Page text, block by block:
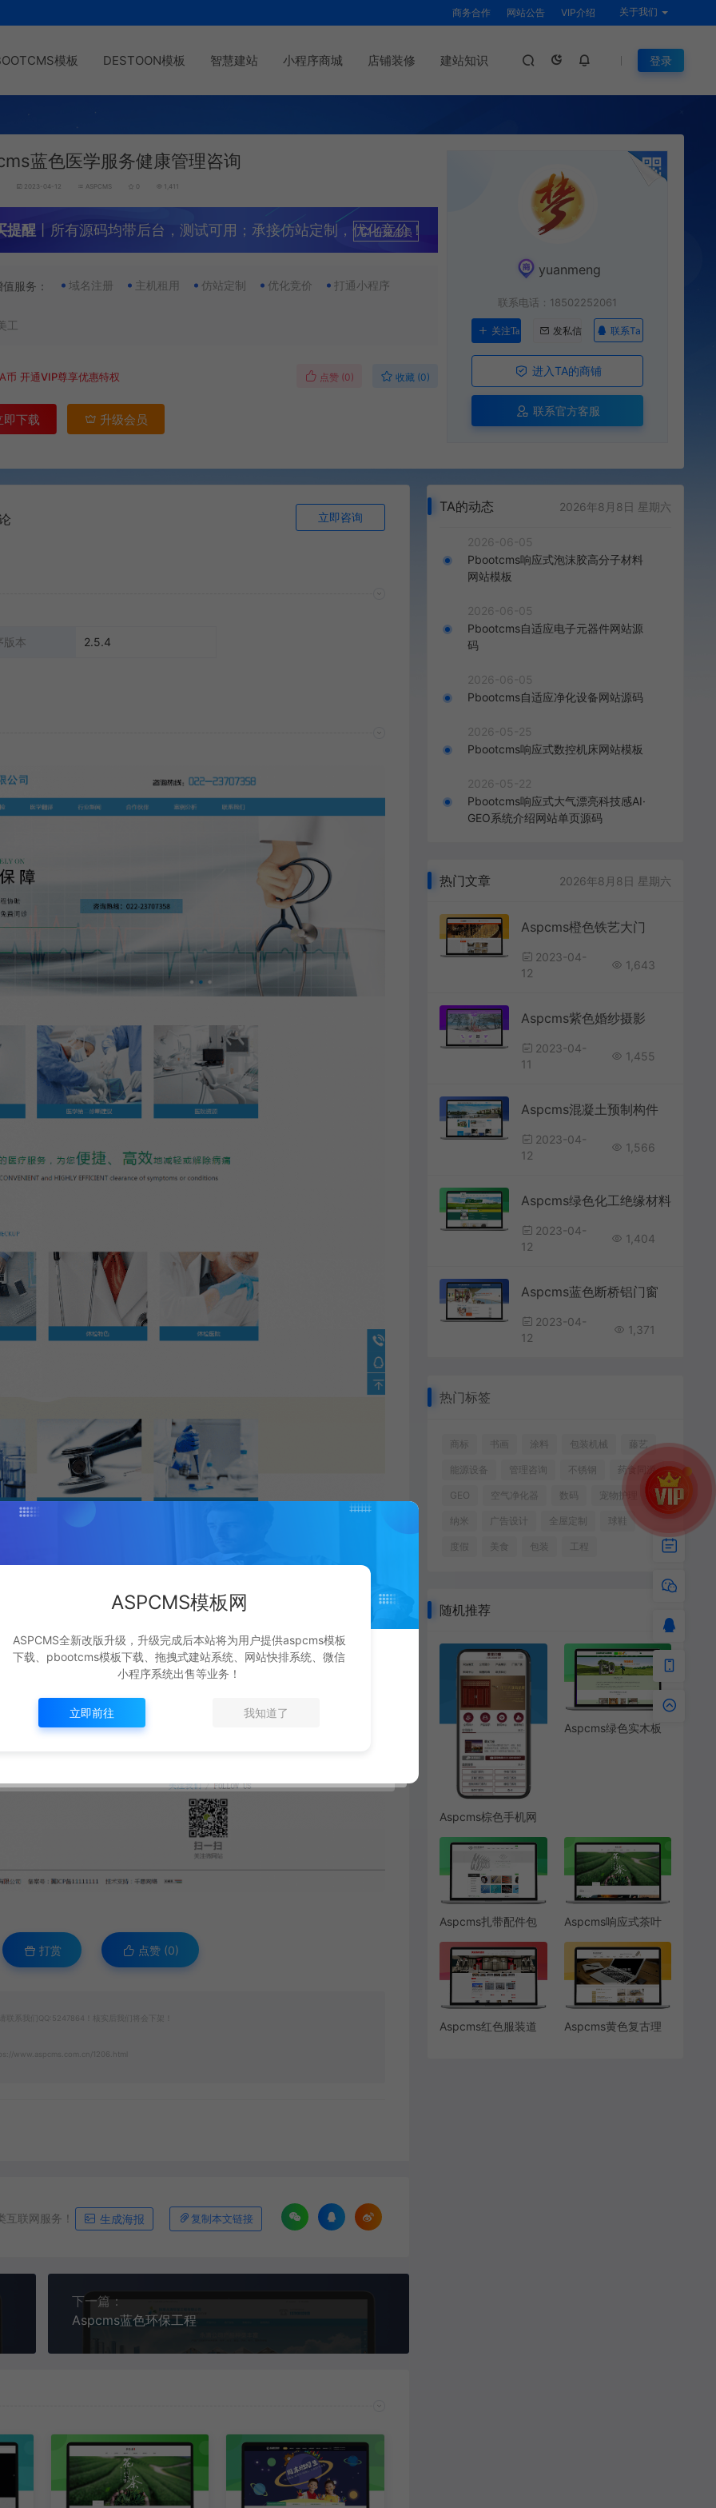
商务合作 网站公告 VIP介绍 关于我们
模板 DESTOON模板 智慧建站 小程序商城 店铺装修 建站知识 登录
蓝色医学服务健康管理咨询
2023-04-12 ASPCMS 0 1,411
提醒 丨所有源码均带后台，测试可用；承接仿站定制，优化竞价！
升级会员
值服务： 域名注册 主机租用 仿站定制 优化竞价 打通小程序
工
A币开通VIP尊享优惠特权 点赞 (0) 收藏 (0)
即下载 升级会员
yuanmeng
联系电话：18502252061
关注Ta 发私信 联系Ta
进入TA的商铺
联系官方客服
立即咨询
版本 2.5.4
打赏 点赞 (0)
系我们QQ:5247864！核实后我们将会下架！
www.aspcms.com.cn/1206.html
联网服务！ 生成海报 复制本文链接
下一篇：
Aspcms蓝色环保工程
TA的动态 2026年8月8日 星期六
2026-06-05
Pbootcms响应式泡沫胶高分子材料
网站模板
2026-06-05
Pbootcms自适应电子元器件网站源
码
2026-06-05
Pbootcms自适应净化设备网站源码
2026-05-25
Pbootcms响应式数控机床网站模板
2026-05-22
Pbootcms响应式大气漂亮科技感AI·
GEO系统介绍网站单页源码
热门文章 2026年8月8日 星期六
Aspcms橙色铁艺大门
2023-04-
12
1,643
Aspcms紫色婚纱摄影
2023-04-
11
1,455
Aspcms混凝土预制构件
2023-04-
12
1,566
Aspcms绿色化工绝缘材料
2023-04-
12
1,404
Aspcms蓝色断桥铝门窗
2023-04-
12
1,371
热门标签
商标 书画 涂料 包装机械 藤艺
能源设备 管理咨询 不锈钢 药食同源
GEO 空气净化器 数码 宠物护理
纳米 广告设计 全屋定制 球鞋
度假 美食 包装 工程
随机推荐
Aspcms棕色手机网
Aspcms绿色实木板
Aspcms扎带配件包
Aspcms响应式茶叶
Aspcms红色服装道
Aspcms黄色复古理
ASPCMS模板网
ASPCMS全新改版升级，升级完成后本站将为用户提供aspcms模板
下载、pbootcms模板下载、拖拽式建站系统、网站快排系统、微信
小程序系统出售等业务！
立即前往 我知道了